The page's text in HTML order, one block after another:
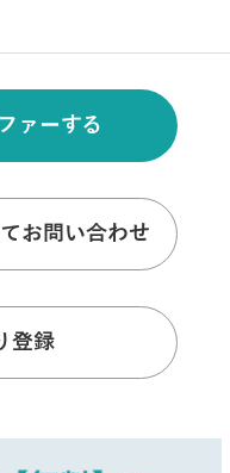
ァーする
お問い合わせ
登録